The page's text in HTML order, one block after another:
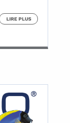
LIRE PLUS